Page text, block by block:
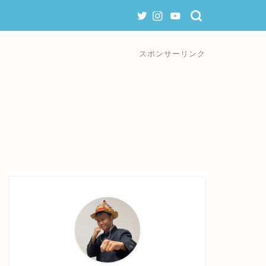
スポンサーリンク